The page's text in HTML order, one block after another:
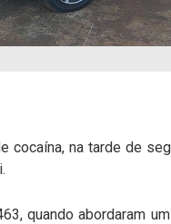
cocaína, na tarde de
quando abordaram